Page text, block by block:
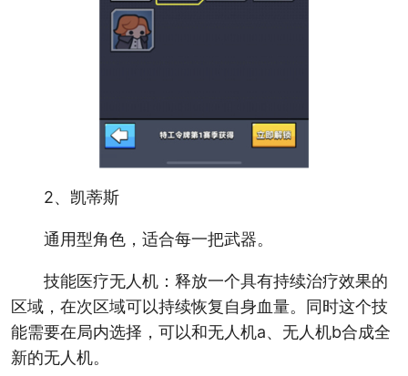
2、凯蒂斯
通用型角色，适合每一把武器。
技能医疗无人机：释放一个具有持续治疗效果的
区域，在次区域可以持续恢复自身血量。同时这个技
能需要在局内选择，可以和无人机a、无人机b合成全
新的无人机。